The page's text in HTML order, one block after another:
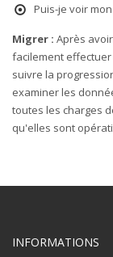
Puis-je voir
Migrer : Après
facilement
suivre la
examiner les
toutes les charges
qu'elles sont
INFORMATIONS